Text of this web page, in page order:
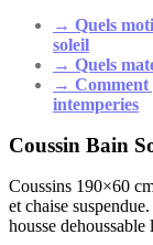
→ Quels
soleil
→ Quels
→ Comment
intemperies
Coussin Bain
Coussins 190×60
et chaise
housse